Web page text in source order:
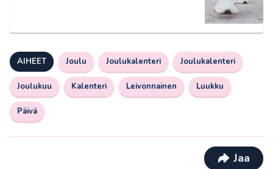
AIHEET Joulu Joulukalenteri Joulukalenteri
Joulukuu Kalenteri Leivonnainen Luukku
Päivä
Jaa